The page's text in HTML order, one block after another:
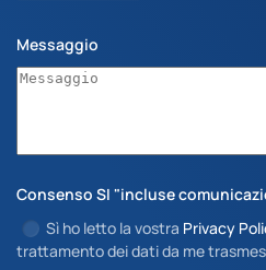
Messaggio
Consenso SI "incluse
Sì ho letto la vostra Privacy
trattamento dei dati da me